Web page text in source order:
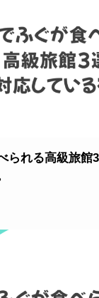
られる高級旅館